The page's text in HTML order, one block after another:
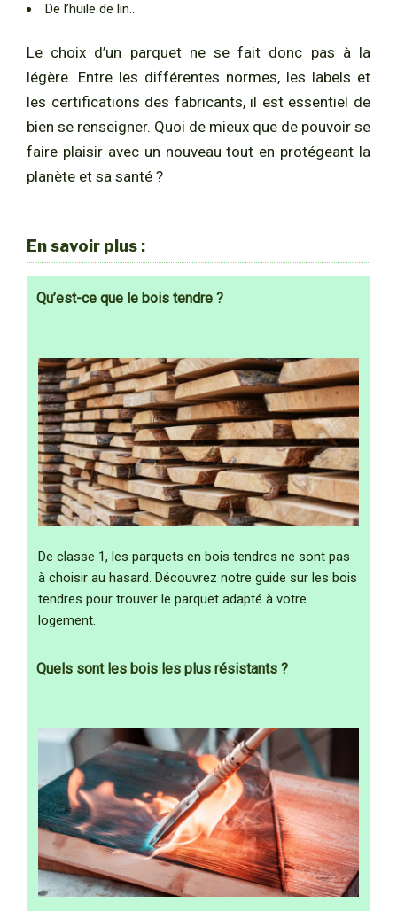
De l’huile de lin…
Le choix d’un parquet ne se fait donc pas à la
légère. Entre les différentes normes, les labels et
les certifications des fabricants, il est essentiel de
bien se renseigner. Quoi de mieux que de pouvoir se
faire plaisir avec un nouveau tout en protégeant la
planète et sa santé ?
En savoir plus :
Qu’est-ce que le bois tendre ?
De classe 1, les parquets en bois tendres ne sont pas
à choisir au hasard. Découvrez notre guide sur les bois
tendres pour trouver le parquet adapté à votre
logement.
Quels sont les bois les plus résistants ?